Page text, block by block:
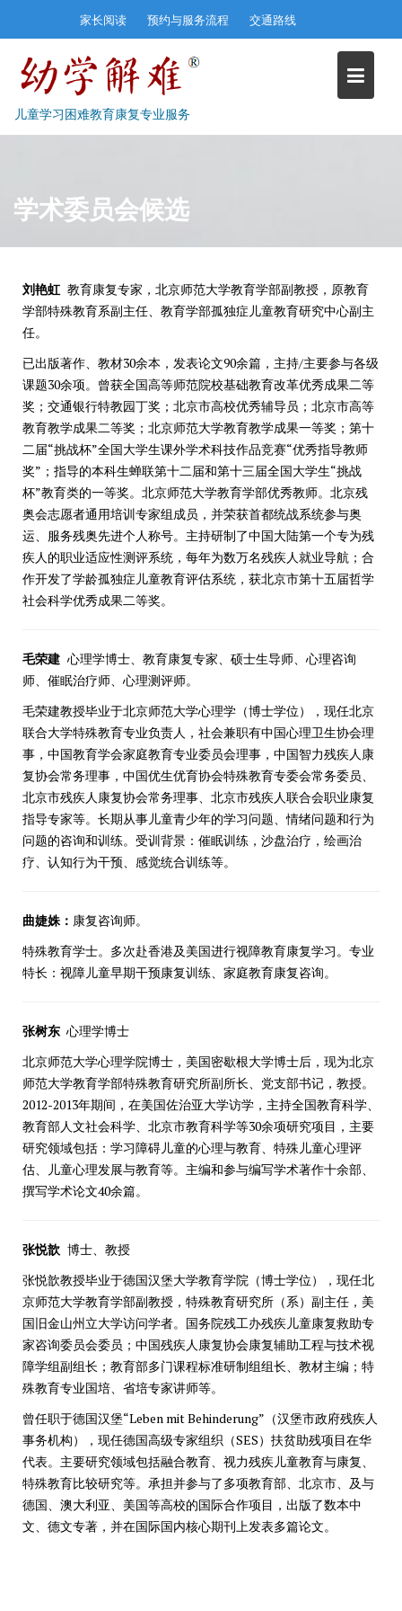
家长阅读 预约与服务流程 交通路线
儿童学习困难教育康复专业服务
学术委员会候选
刘艳虹 教育康复专家，北京师范大学教育学部副教授，原教育
学部特殊教育系副主任、教育学部孤独症儿童教育研究中心副主
任。
已出版著作、教材30余本，发表论文90余篇，主持/主要参与各级
课题30余项。曾获全国高等师范院校基础教育改革优秀成果二等
奖；交通银行特教园丁奖；北京市高校优秀辅导员；北京市高等
教育教学成果二等奖；北京师范大学教育教学成果一等奖；第十
二届“挑战杯”全国大学生课外学术科技作品竞赛“优秀指导教师
奖”；指导的本科生蝉联第十二届和第十三届全国大学生“挑战
杯”教育类的一等奖。北京师范大学教育学部优秀教师。北京残
奥会志愿者通用培训专家组成员，并荣获首都统战系统参与奥
运、服务残奥先进个人称号。主持研制了中国大陆第一个专为残
疾人的职业适应性测评系统，每年为数万名残疾人就业导航；合
作开发了学龄孤独症儿童教育评估系统，获北京市第十五届哲学
社会科学优秀成果二等奖。
毛荣建 心理学博士、教育康复专家、硕士生导师、心理咨询
师、催眠治疗师、心理测评师。
毛荣建教授毕业于北京师范大学心理学（博士学位），现任北京
联合大学特殊教育专业负责人，社会兼职有中国心理卫生协会理
事，中国教育学会家庭教育专业委员会理事，中国智力残疾人康
复协会常务理事，中国优生优育协会特殊教育专委会常务委员、
北京市残疾人康复协会常务理事、北京市残疾人联合会职业康复
指导专家等。长期从事儿童青少年的学习问题、情绪问题和行为
问题的咨询和训练。受训背景：催眠训练，沙盘治疗，绘画治
疗、认知行为干预、感觉统合训练等。
曲婕姝： 康复咨询师。
特殊教育学士。多次赴香港及美国进行视障教育康复学习。专业
特长：视障儿童早期干预康复训练、家庭教育康复咨询。
张树东 心理学博士
北京师范大学心理学院博士，美国密歇根大学博士后，现为北京
师范大学教育学部特殊教育研究所副所长、党支部书记，教授。
2012-2013年期间，在美国佐治亚大学访学，主持全国教育科学、
教育部人文社会科学、北京市教育科学等30余项研究项目，主要
研究领域包括：学习障碍儿童的心理与教育、特殊儿童心理评
估、儿童心理发展与教育等。主编和参与编写学术著作十余部、
撰写学术论文40余篇。
张悦歆 博士、教授
张悦歆教授毕业于德国汉堡大学教育学院（博士学位），现任北
京师范大学教育学部副教授，特殊教育研究所（系）副主任，美
国旧金山州立大学访问学者。国务院残工办残疾儿童康复救助专
家咨询委员会委员；中国残疾人康复协会康复辅助工程与技术视
障学组副组长；教育部多门课程标准研制组组长、教材主编；特
殊教育专业国培、省培专家讲师等。
曾任职于德国汉堡“Leben mit Behinderung”（汉堡市政府残疾人
事务机构），现任德国高级专家组织（SES）扶贫助残项目在华
代表。主要研究领域包括融合教育、视力残疾儿童教育与康复、
特殊教育比较研究等。承担并参与了多项教育部、北京市、及与
德国、澳大利亚、美国等高校的国际合作项目，出版了数本中
文、德文专著，并在国际国内核心期刊上发表多篇论文。